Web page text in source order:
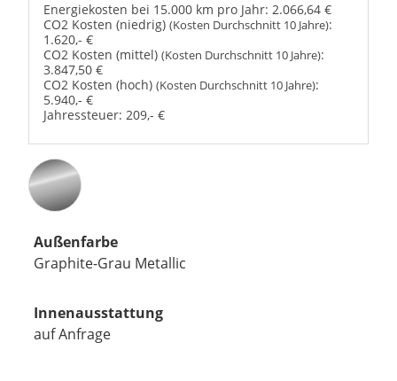
Energiekosten bei 15.000 km pro Jahr: 2.066,64 €
CO2 Kosten (niedrig) (Kosten Durchschnitt 10 Jahre):
1.620,- €
CO2 Kosten (mittel) (Kosten Durchschnitt 10 Jahre):
3.847,50 €
CO2 Kosten (hoch) (Kosten Durchschnitt 10 Jahre):
5.940,- €
Jahressteuer: 209,- €
Außenfarbe
Graphite-Grau Metallic
Innenausstattung
auf Anfrage